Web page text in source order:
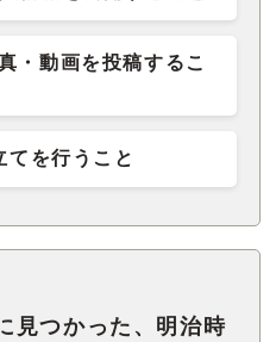
・動画を投稿するこ
てを行うこと
見つかった、明治時